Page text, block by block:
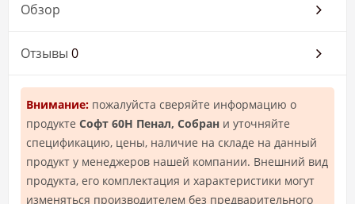
Обзор
Отзывы 0
Внимание: пожалуйста сверяйте информацию о
продукте Софт 60Н Пенал, Собран и уточняйте
спецификацию, цены, наличие на складе на данный
продукт у менеджеров нашей компании. Внешний вид
продукта, его комплектация и характеристики могут
изменяться производителем без предварительного